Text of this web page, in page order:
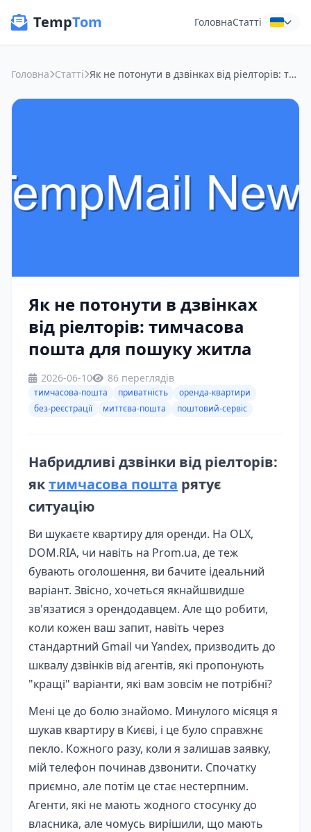
TempTom ГоловнаСтатті
Головна Статті Як не потонути в дзвінках від ріелторів: тимчасова пошта для пошуку житла
Як не потонути в дзвінках
від ріелторів: тимчасова
пошта для пошуку житла
2026-06-10 86 переглядів
тимчасова-пошта приватність
оренда-квартири
без-реєстрації
миттєва-пошта поштовий-сервіс
Набридливі дзвінки від ріелторів:
яктимчасова пошта рятує
ситуацію
Ви шукаєте квартиру для оренди. На OLX,
DOM.RIA, чи навіть на Prom.ua, де теж
бувають оголошення, ви бачите ідеальний
варіант. Звісно, хочеться якнайшвидше
зв'язатися з орендодавцем. Але що робити,
коли кожен ваш запит, навіть через
стандартний Gmail чи Yandex, призводить до
шквалу дзвінків від агентів, які пропонують
"кращі" варіанти, які вам зовсім не потрібні?
Мені це до болю знайомо. Минулого місяця я
шукав квартиру в Києві, і це було справжнє
пекло. Кожного разу, коли я залишав заявку,
мій телефон починав дзвонити. Спочатку
приємно, але потім це стає нестерпним.
Агенти, які не мають жодного стосунку до
власника, але чомусь вирішили, що мають